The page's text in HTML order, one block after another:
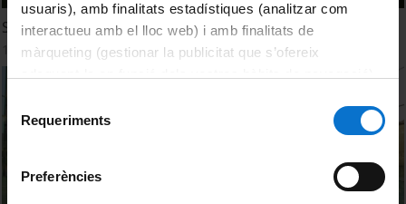
usuaris), amb finalitats estadístiques (analitzar com
interactueu amb el lloc web) i amb finalitats de
màrqueting (gestionar la publicitat que s’ofereix
consultar laPolítica de galetes del lloc web de la
Requeriments
Preferències
Soc Saludable
13 febrer, 2024